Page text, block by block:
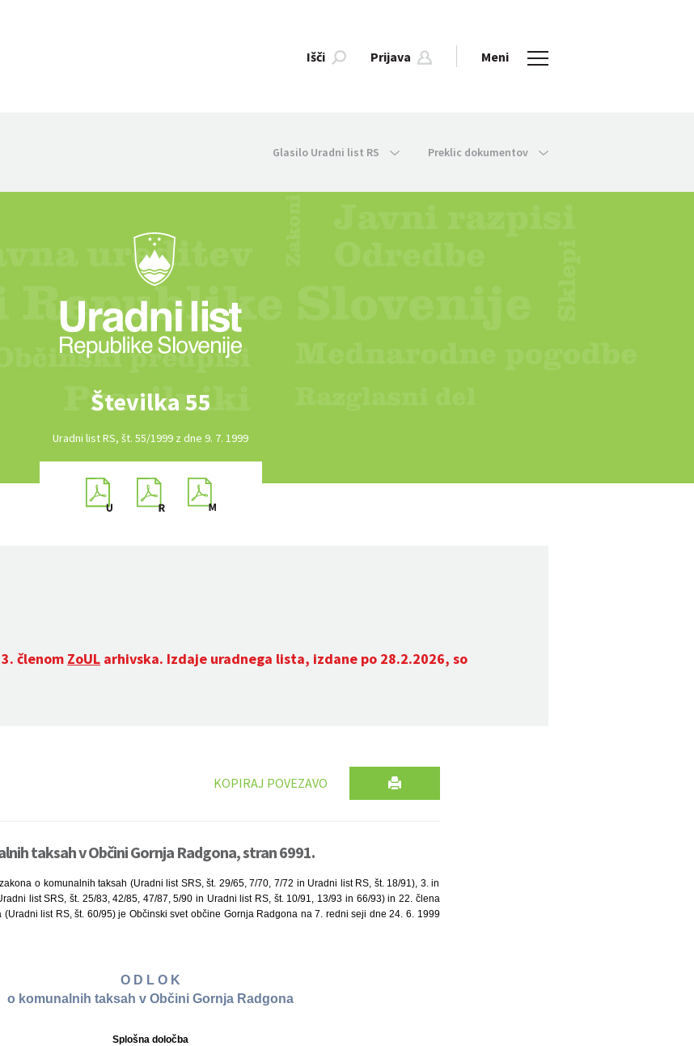
Išči Prijava Meni
Glasilo Uradni list RS Preklic dokumentov
Številka 55
Uradni list RS, št. 55/1999 z dne 9. 7. 1999
členom ZoUL arhivska. Izdaje uradnega lista, izdane po 28.2.2026, so
KOPIRAJ POVEZAVO
taksah v Občini Gornja Radgona, stran 6991.
o komunalnih taksah (Uradni list SRS, št. 29/65, 7/70, 7/72 in Uradni list RS, št. 18/91), 3. in
list SRS, št. 25/83, 42/85, 47/87, 5/90 in Uradni list RS, št. 10/91, 13/93 in 66/93) in 22. člena
(Uradni list RS, št. 60/95) je Občinski svet občine Gornja Radgona na 7. redni seji dne 24. 6. 1999
O D L O K
o komunalnih taksah v Občini Gornja Radgona
Splošna določba